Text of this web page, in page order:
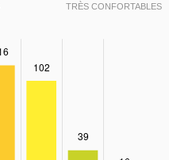
TRÈS CONFORTABLES